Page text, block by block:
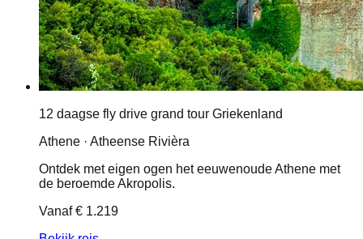
12 daagse fly drive grand tour Griekenland
Athene · Atheense Rivièra
Ontdek met eigen ogen het eeuwenoude Athene met
de beroemde Akropolis.
Vanaf€ 1.219